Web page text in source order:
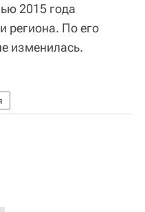
2015 года
региона. По его
изменилась.